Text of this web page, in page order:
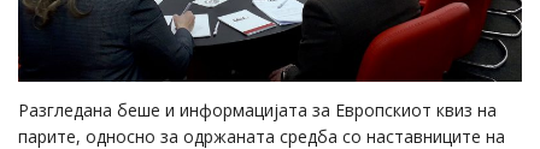
Разгледана беше и информацијата за Европскиот квиз на
парите, односно за одржаната средба со наставниците на